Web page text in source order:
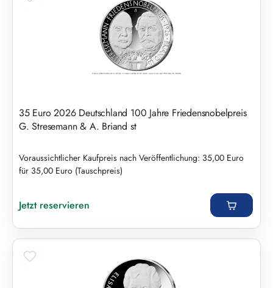
35 Euro 2026 Deutschland 100 Jahre Friedensnobelpreis
G. Stresemann & A. Briand st
Voraussichtlicher Kaufpreis nach Veröffentlichung: 35,00 Euro
für 35,00 Euro (Tauschpreis)
Jetzt reservieren